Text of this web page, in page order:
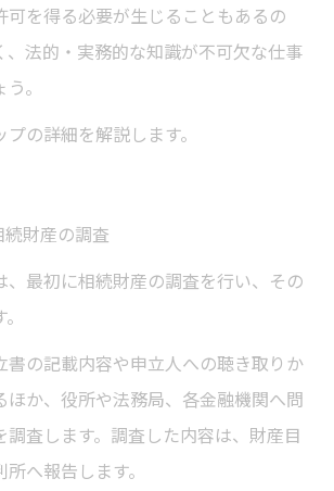
可を得る必要が生じることもあるの
、法的・実務的な知識が不可欠な仕事
。
の詳細を解説します。
財産の調査
、最初に相続財産の調査を行い、その
書の記載内容や申立人への聴き取りか
ほか、役所や法務局、各金融機関へ問
調査します。調査した内容は、財産目
へ報告します。